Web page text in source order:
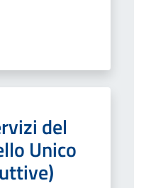
del
Unico